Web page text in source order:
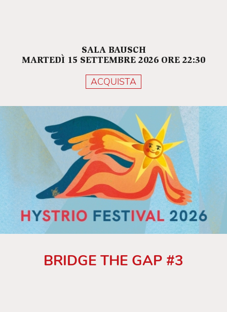
SALA BAUSCH
MARTEDÌ 15 SETTEMBRE 2026 ORE 22:30
ACQUISTA
BRIDGE THE GAP #3